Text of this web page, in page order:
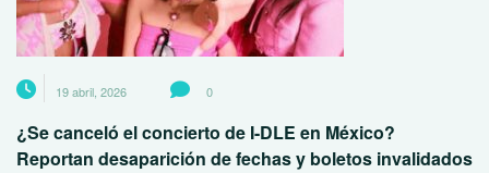
19 abril, 2026 0
¿Se canceló el concierto de I-DLE en México?
Reportan desaparición de fechas y boletos invalidados